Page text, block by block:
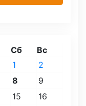
Сб Вс
1
2
8
9
15
16